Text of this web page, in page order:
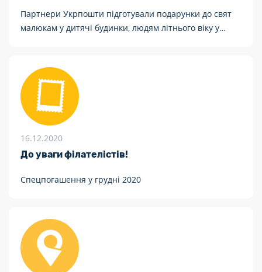
Партнери Укрпошти підготували подарунки до свят
малюкам у дитячі будинки, людям літнього віку у
16.12.2020
До уваги філателістів!
Спецпогашення у грудні 2020